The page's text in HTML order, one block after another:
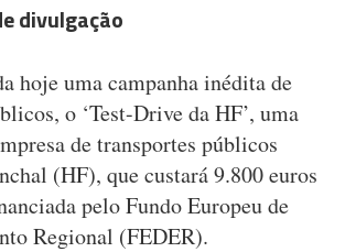
divulgação
hoje uma campanha inédita de
o ‘Test-Drive da HF’, uma
de transportes públicos
(HF), que custará 9.800 euros
pelo Fundo Europeu de
Regional (FEDER).